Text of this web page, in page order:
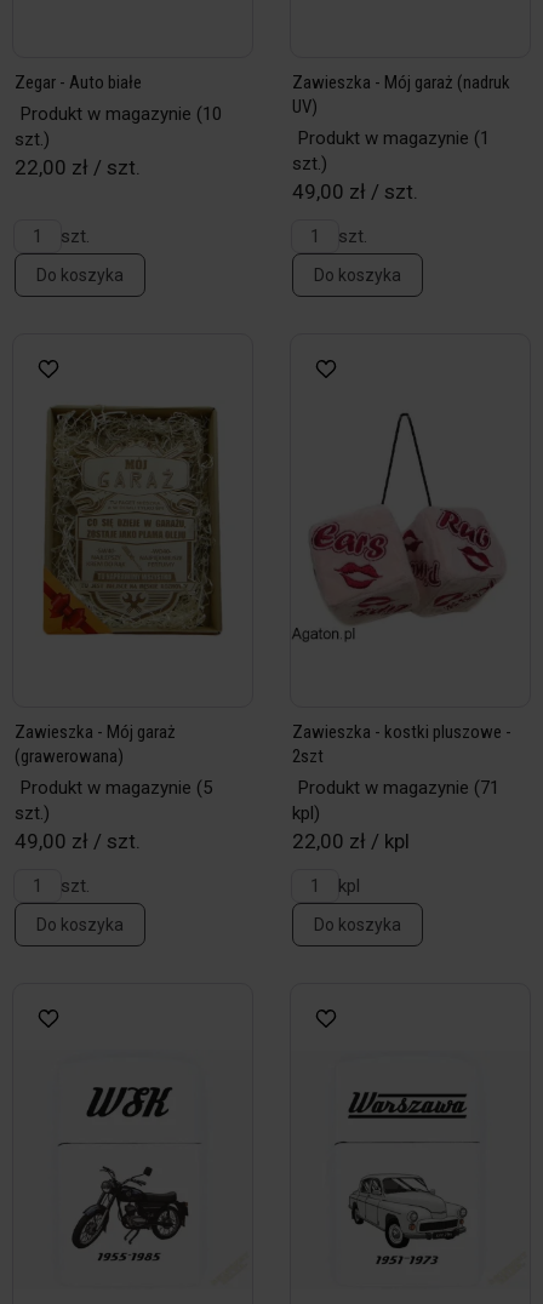
Zegar - Auto białe
Produkt w magazynie (10
szt.)
22,00 zł / szt.
szt.
Do koszyka
Zawieszka - Mój garaż (nadruk
UV)
Produkt w magazynie (1
szt.)
49,00 zł / szt.
szt.
Do koszyka
Zawieszka - Mój garaż
(grawerowana)
Produkt w magazynie (5
szt.)
49,00 zł / szt.
szt.
Do koszyka
Zawieszka - kostki pluszowe -
2szt
Produkt w magazynie (71
kpl)
22,00 zł / kpl
kpl
Do koszyka